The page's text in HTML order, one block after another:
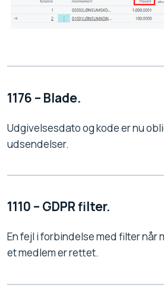
1176 – Blade.
Udgivelsesdato og kode er nu
udsendelser.
1110 – GDPR filter.
En fejl i forbindelse med filter når
et medlem er rettet.